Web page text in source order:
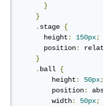
}
}
. stage {
height : 150px;
position:
}
. ball {
height : 50px;
position:
width: 50px;